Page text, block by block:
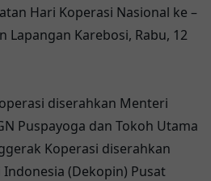
Hari Koperasi Nasional ke –
Lapangan Karebosi, Rabu, 12
diserahkan Menteri
Puspayoga dan Tokoh Utama
Koperasi diserahkan
(Dekopin) Pusat